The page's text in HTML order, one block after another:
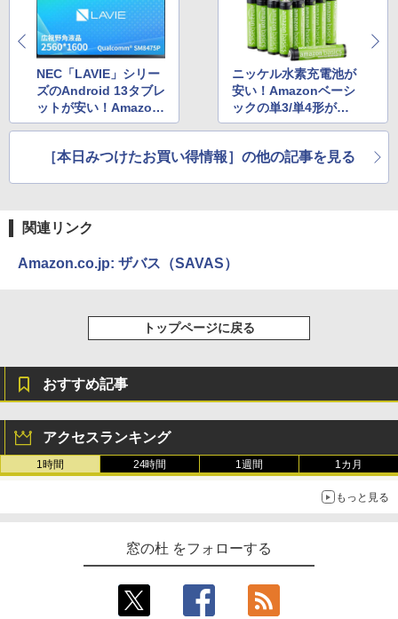
NEC「LAVIE」シリー
ズのAndroid 13タブレ
ットが安い！Amazon
タイムセール
ニッケル水素充電池が
安い！Amazonベーシ
ックの単3/単4形がセ
ール中
［本日みつけたお買い得情報］の他の記事を見る
関連リンク
Amazon.co.jp: ザバス（SAVAS）
トップページに戻る
おすすめ記事
アクセスランキング
1時間 24時間 1週間 1カ月
もっと見る
窓の杜 をフォローする